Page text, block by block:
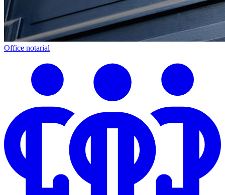
Office notarial